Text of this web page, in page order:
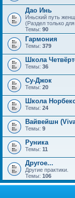
Дао Инь
Иньский путь
(Раздел только
Темы: 90
Гармония
Темы: 379
Школа
Темы: 36
Су-Джок
Темы: 20
Школа
Темы: 24
Вайвейшн
Темы: 9
Руника
Темы: 11
Другое...
Другие практики.
Темы: 106